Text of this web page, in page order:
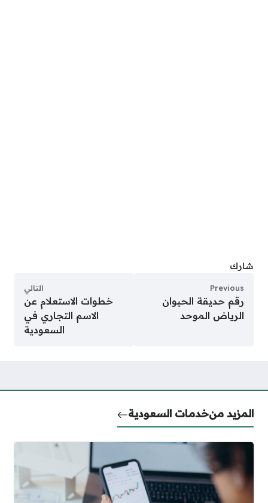
شارك
Previous
رقم حديقة الحيوان
الرياض الموحد
التالي
خطوات الاستعلام عن
الاسم التجاري في
السعودية
المزيد منخدمات السعودية